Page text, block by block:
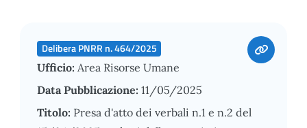
Delibera PNRR n. 464/2025
Ufficio: Area Risorse Umane
Data Pubblicazione: 11/05/2025
Titolo: Presa d'atto dei verbali n.1 e n.2 del